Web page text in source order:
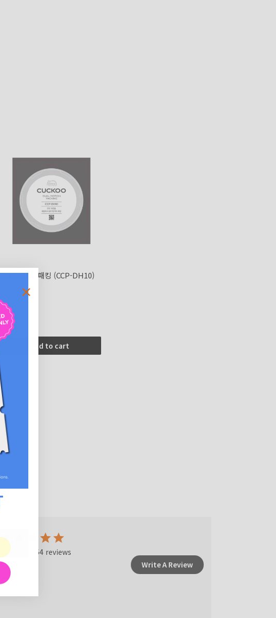
체용 고무 패킹 (CCP-DH10)
Add to cart
Based on 64 reviews
Write A Review